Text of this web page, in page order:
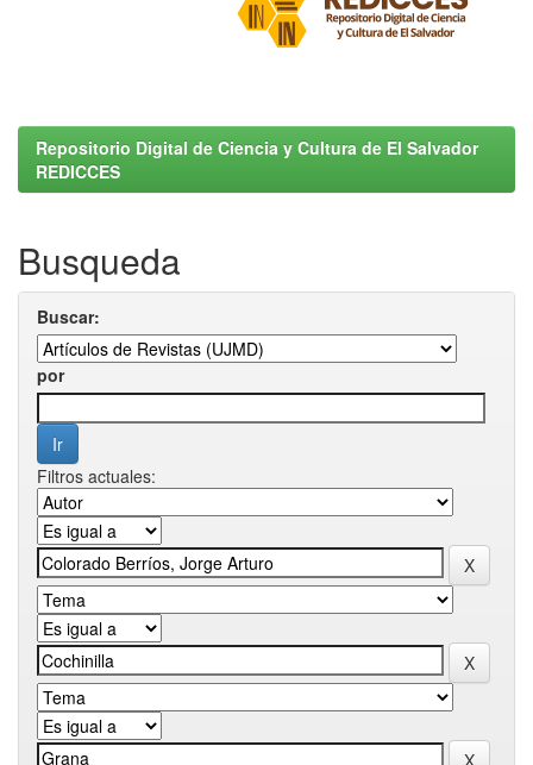
Repositorio Digital de Ciencia y Cultura de El Salvador
REDICCES
Busqueda
Buscar:
por
Filtros actuales: